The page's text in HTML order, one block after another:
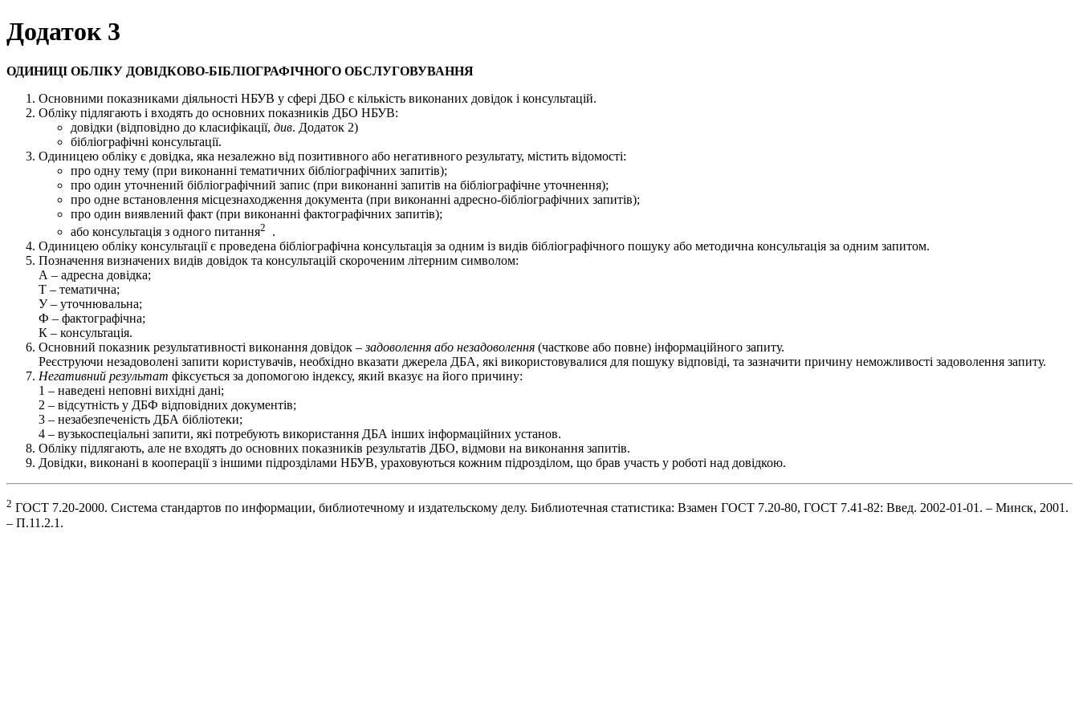
Додаток 3
ОДИНИЦІ ОБЛІКУ ДОВІДКОВО-БІБЛІОГРАФІЧНОГО ОБСЛУГОВУВАННЯ
Основними показниками діяльності НБУВ у сфері ДБО є кількість виконаних довідок і консультацій.
Обліку підлягають і входять до основних показників ДБО НБУВ:
довідки (відповідно до класифікації, див. Додаток 2)
бібліографічні консультації.
Одиницею обліку є довідка, яка незалежно від позитивного або негативного результату, містить відомості:
про одну тему (при виконанні тематичних бібліографічних запитів);
про один уточнений бібліографічний запис (при виконанні запитів на бібліографічне уточнення);
про одне встановлення місцезнаходження документа (при виконанні адресно-бібліографічних запитів);
про один виявлений факт (при виконанні фактографічних запитів);
або консультація з одного питання2
.
Одиницею обліку консультації є проведена бібліографічна консультація за одним із видів бібліографічного пошуку або методична консультація за одним запитом.
Позначення визначених видів довідок та консультацій скороченим літерним символом:
А – адресна довідка;
Т – тематична;
У – уточнювальна;
Ф – фактографічна;
К – консультація.
Основний показник результативності виконання довідок –задоволення або незадоволення (часткове або повне) інформаційного запиту.
Реєструючи незадоволені запити користувачів, необхідно вказати джерела ДБА, які використовувалися для пошуку відповіді, та зазначити причину неможливості задоволення запиту.
Негативний результат фіксується за допомогою індексу, який вказує на його причину:
1 – наведені неповні вихідні дані;
2 – відсутність у ДБФ відповідних документів;
3 – незабезпеченість ДБА бібліотеки;
4 – вузькоспеціальні запити, які потребують використання ДБА інших інформаційних установ.
Обліку підлягають, але не входять до основних показників результатів ДБО, відмови на виконання запитів.
Довідки, виконані в кооперації з іншими підрозділами НБУВ, ураховуються кожним підрозділом, що брав участь у роботі над довідкою.
2 ГОСТ 7.20-2000. Система стандартов по информации, библиотечному и издательскому делу. Библиотечная статистика: Взамен ГОСТ 7.20-80, ГОСТ 7.41-82: Введ. 2002-01-01. – Минск, 2001.
– П.11.2.1.